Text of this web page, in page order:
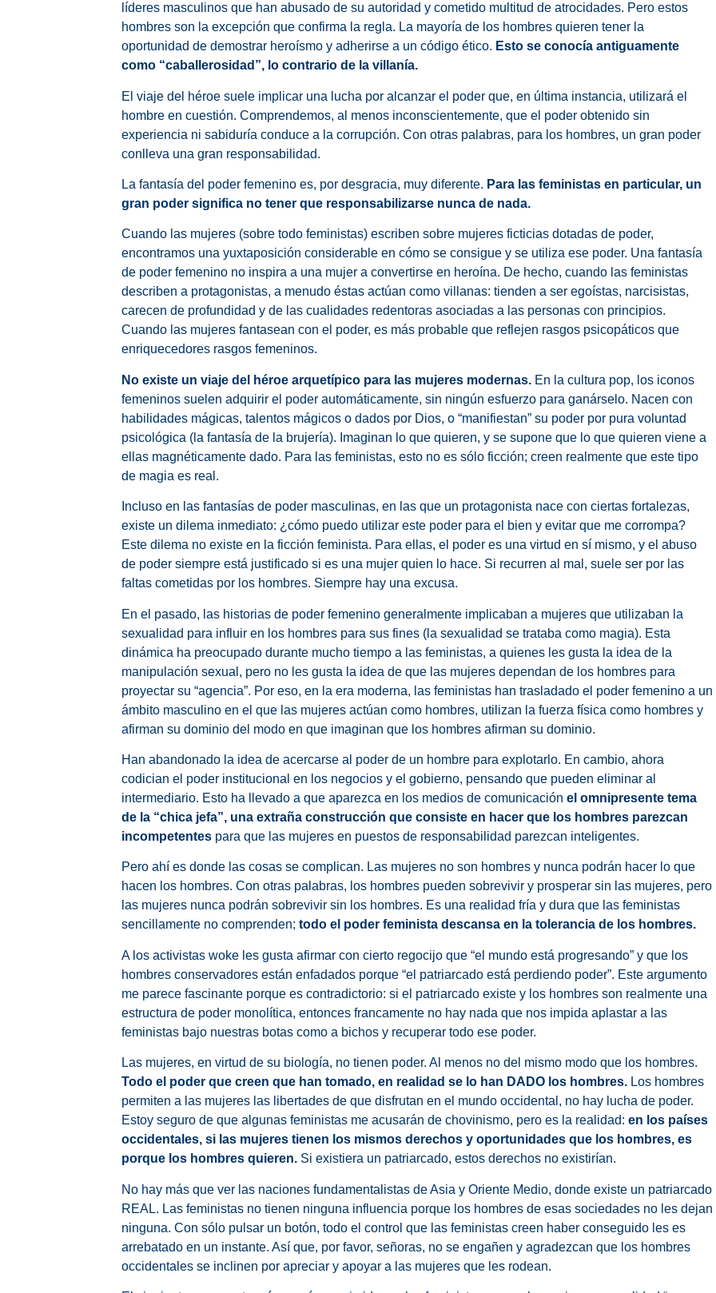
líderes masculinos que han abusado de su autoridad y cometido multitud de atrocidades. Pero estos
hombres son la excepción que confirma la regla. La mayoría de los hombres quieren tener la
oportunidad de demostrar heroísmo y adherirse a un código ético. Esto se conocía antiguamente
como “caballerosidad”, lo contrario de la villanía.
El viaje del héroe suele implicar una lucha por alcanzar el poder que, en última instancia, utilizará el
hombre en cuestión. Comprendemos, al menos inconscientemente, que el poder obtenido sin
experiencia ni sabiduría conduce a la corrupción. Con otras palabras, para los hombres, un gran poder
conlleva una gran responsabilidad.
La fantasía del poder femenino es, por desgracia, muy diferente. Para las feministas en particular, un
gran poder significa no tener que responsabilizarse nunca de nada.
Cuando las mujeres (sobre todo feministas) escriben sobre mujeres ficticias dotadas de poder,
encontramos una yuxtaposición considerable en cómo se consigue y se utiliza ese poder. Una fantasía
de poder femenino no inspira a una mujer a convertirse en heroína. De hecho, cuando las feministas
describen a protagonistas, a menudo éstas actúan como villanas: tienden a ser egoístas, narcisistas,
carecen de profundidad y de las cualidades redentoras asociadas a las personas con principios.
Cuando las mujeres fantasean con el poder, es más probable que reflejen rasgos psicopáticos que
enriquecedores rasgos femeninos.
No existe un viaje del héroe arquetípico para las mujeres modernas. En la cultura pop, los iconos
femeninos suelen adquirir el poder automáticamente, sin ningún esfuerzo para ganárselo. Nacen con
habilidades mágicas, talentos mágicos o dados por Dios, o “manifiestan” su poder por pura voluntad
psicológica (la fantasía de la brujería). Imaginan lo que quieren, y se supone que lo que quieren viene a
ellas magnéticamente dado. Para las feministas, esto no es sólo ficción; creen realmente que este tipo
de magia es real.
Incluso en las fantasías de poder masculinas, en las que un protagonista nace con ciertas fortalezas,
existe un dilema inmediato: ¿cómo puedo utilizar este poder para el bien y evitar que me corrompa?
Este dilema no existe en la ficción feminista. Para ellas, el poder es una virtud en sí mismo, y el abuso
de poder siempre está justificado si es una mujer quien lo hace. Si recurren al mal, suele ser por las
faltas cometidas por los hombres. Siempre hay una excusa.
En el pasado, las historias de poder femenino generalmente implicaban a mujeres que utilizaban la
sexualidad para influir en los hombres para sus fines (la sexualidad se trataba como magia). Esta
dinámica ha preocupado durante mucho tiempo a las feministas, a quienes les gusta la idea de la
manipulación sexual, pero no les gusta la idea de que las mujeres dependan de los hombres para
proyectar su “agencia”. Por eso, en la era moderna, las feministas han trasladado el poder femenino a un
ámbito masculino en el que las mujeres actúan como hombres, utilizan la fuerza física como hombres y
afirman su dominio del modo en que imaginan que los hombres afirman su dominio.
Han abandonado la idea de acercarse al poder de un hombre para explotarlo. En cambio, ahora
codician el poder institucional en los negocios y el gobierno, pensando que pueden eliminar al
intermediario. Esto ha llevado a que aparezca en los medios de comunicación el omnipresente tema
de la “chica jefa”, una extraña construcción que consiste en hacer que los hombres parezcan
incompetentes para que las mujeres en puestos de responsabilidad parezcan inteligentes.
Pero ahí es donde las cosas se complican. Las mujeres no son hombres y nunca podrán hacer lo que
hacen los hombres. Con otras palabras, los hombres pueden sobrevivir y prosperar sin las mujeres, pero
las mujeres nunca podrán sobrevivir sin los hombres. Es una realidad fría y dura que las feministas
sencillamente no comprenden; todo el poder feminista descansa en la tolerancia de los hombres.
A los activistas woke les gusta afirmar con cierto regocijo que “el mundo está progresando” y que los
hombres conservadores están enfadados porque “el patriarcado está perdiendo poder”. Este argumento
me parece fascinante porque es contradictorio: si el patriarcado existe y los hombres son realmente una
estructura de poder monolítica, entonces francamente no hay nada que nos impida aplastar a las
feministas bajo nuestras botas como a bichos y recuperar todo ese poder.
Las mujeres, en virtud de su biología, no tienen poder. Al menos no del mismo modo que los hombres.
Todo el poder que creen que han tomado, en realidad se lo han DADO los hombres. Los hombres
permiten a las mujeres las libertades de que disfrutan en el mundo occidental, no hay lucha de poder.
Estoy seguro de que algunas feministas me acusarán de chovinismo, pero es la realidad: en los países
occidentales, si las mujeres tienen los mismos derechos y oportunidades que los hombres, es
porque los hombres quieren. Si existiera un patriarcado, estos derechos no existirían.
No hay más que ver las naciones fundamentalistas de Asia y Oriente Medio, donde existe un patriarcado
REAL. Las feministas no tienen ninguna influencia porque los hombres de esas sociedades no les dejan
ninguna. Con sólo pulsar un botón, todo el control que las feministas creen haber conseguido les es
arrebatado en un instante. Así que, por favor, señoras, no se engañen y agradezcan que los hombres
occidentales se inclinen por apreciar y apoyar a las mujeres que les rodean.